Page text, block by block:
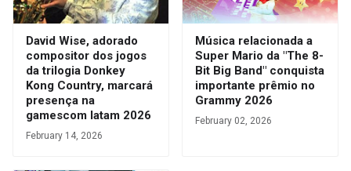
David Wise, adorado
compositor dos jogos
da trilogia Donkey
Kong Country, marcará
presença na
gamescom latam 2026
February 14, 2026
Música relacionada a
Super Mario da "The 8-
Bit Big Band" conquista
importante prêmio no
Grammy 2026
February 02, 2026